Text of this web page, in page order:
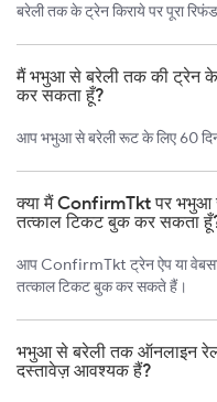
बरेली तक के ट्रेन किराये पर पूरा
मैं भभुआ से बरेली तक की ट्रेन
कर सकता हूँ?
आप भभुआ से बरेली रूट के लिए 60
क्या मैं ConfirmTkt पर भभुआ
तत्काल टिकट बुक कर सकता
आप ConfirmTkt ट्रेन ऐप या
तत्काल टिकट बुक कर सकते हैं।
भभुआ से बरेली तक ऑनलाइन
दस्तावेज़ आवश्यक हैं?